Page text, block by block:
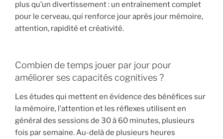
plus qu’un divertissement : un entraînement complet
pour le cerveau, qui renforce jour après jour mémoire,
attention, rapidité et créativité.
Combien de temps jouer par jour pour
améliorer ses capacités cognitives ?
Les études qui mettent en évidence des bénéfices sur
la mémoire, l’attention et les réflexes utilisent en
général des sessions de 30 à 60 minutes, plusieurs
fois par semaine. Au-delà de plusieurs heures